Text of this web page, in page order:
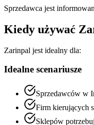
Sprzedawca jest
Kiedy używać
Zarinpal jest idealny dla:
Idealne scenariusze
Sprzedawców w
Firm kierujących
Sklepów